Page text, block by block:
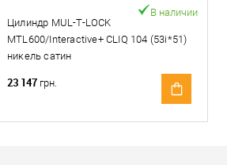
Цилиндр MUL-T-LOCK
MTL600/Interactive+ CLIQ 104 (53i*51)
никель сатин
В наличии
23 147 грн.